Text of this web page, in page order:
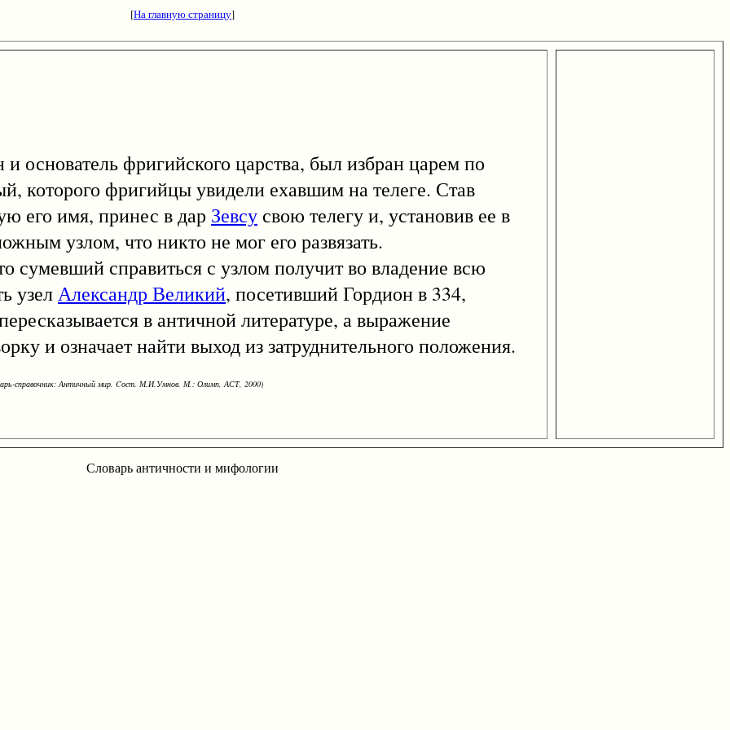
[На главную страницу]
фригийского царства, был избран царем по
которого фригийцы увидели ехавшим на телеге. Став
его имя, принес в дар Зевсу свою телегу и, установив ее в
узлом, что никто не мог его развязать.
справиться с узлом получит во владение всю
узелАлександр Великий, посетивший Гордион в 334,
в античной литературе, а выражение
и означает найти выход из затруднительного положения.
справочник: Античный мир. Cост. М.И.Умнов. М.: Олимп, АСТ, 2000)
Словарь античности и мифологии